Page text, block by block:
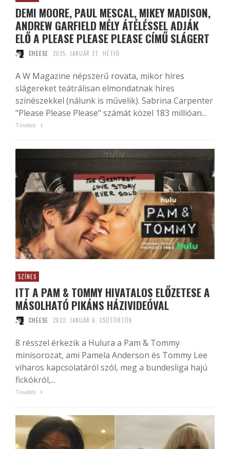
DEMI MOORE, PAUL MESCAL, MIKEY MADISON,
ANDREW GARFIELD MÉLY ÁTÉLÉSSEL ADJÁK
ELŐ A PLEASE PLEASE PLEASE CÍMŰ SLÁGERT
CHEESE 2025. JANUÁR 27. HÉTFŐ
A W Magazine népszerű rovata, mikor híres
slágereket teátrálisan elmondatnak híres
színészekkel (nálunk is művelik). Sabrina Carpenter
"Please Please Please" számát közel 183 millióan...
Tovább
SZÍNES
ITT A PAM & TOMMY HIVATALOS ELŐZETESE A
MÁSOLHATÓ PIKÁNS HÁZIVIDEÓVAL
CHEESE 2022. JANUÁR 6. CSÜTÖRTÖK
8 résszel érkezik a Hulura a Pam & Tommy
minisorozat, ami Pamela Anderson és Tommy Lee
viharos kapcsolatáról szól, meg a bundesliga hajú
fickókról,...
Tovább